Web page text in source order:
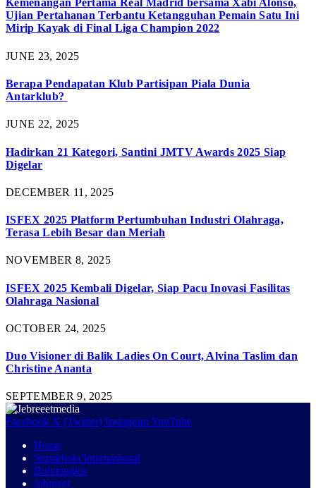
Kemenangan Pertama Real Madrid bersama Xabi Alonso,
Ujian Pertahanan Terbantu Ketangguhan Pemain Satu Ini
Mirip Kayak di Final Liga Champion 2022
JUNE 23, 2025
Berapa Pendapatan Klub Partisipan Piala Dunia
Antarklub?
JUNE 22, 2025
Hadirkan 21 Kategori, Santini JMTV Awards 2025 Siap
Digelar
DECEMBER 11, 2025
ISFEX 2025 Platform Pertumbuhan Industri Olahraga,
Terasa Lebih Besar dan Meriah
NOVEMBER 8, 2025
ISFEX 2025 Kembali Digelar, Siap Pacu Inovasi Fasilitas
Olahraga Nasional
OCTOBER 24, 2025
Duo Visioner di Balik Ladies On Court, Alvina Taslim dan
Christine Ananta
SEPTEMBER 9, 2025
Facebook X (Twitter) InstagramYouTube
Home
Sepakbola Internasional
Bulutangkis
Jebreeet